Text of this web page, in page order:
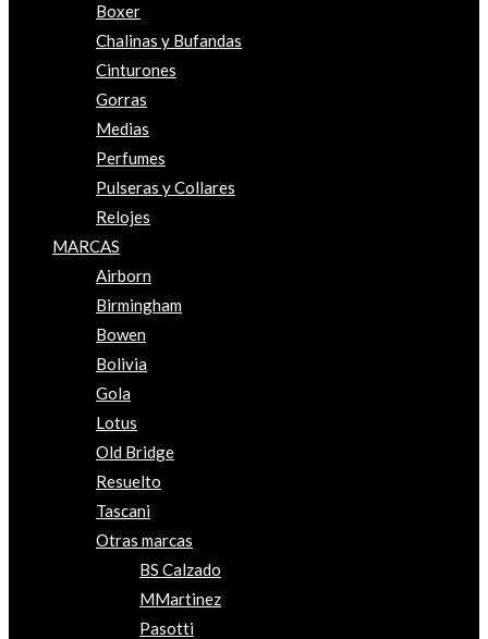
Boxer
Chalinas y Bufandas
Cinturones
Gorras
Medias
Perfumes
Pulseras y Collares
Relojes
MARCAS
Airborn
Birmingham
Bowen
Bolivia
Gola
Lotus
Old Bridge
Resuelto
Tascani
Otras marcas
BS Calzado
MMartinez
Pasotti